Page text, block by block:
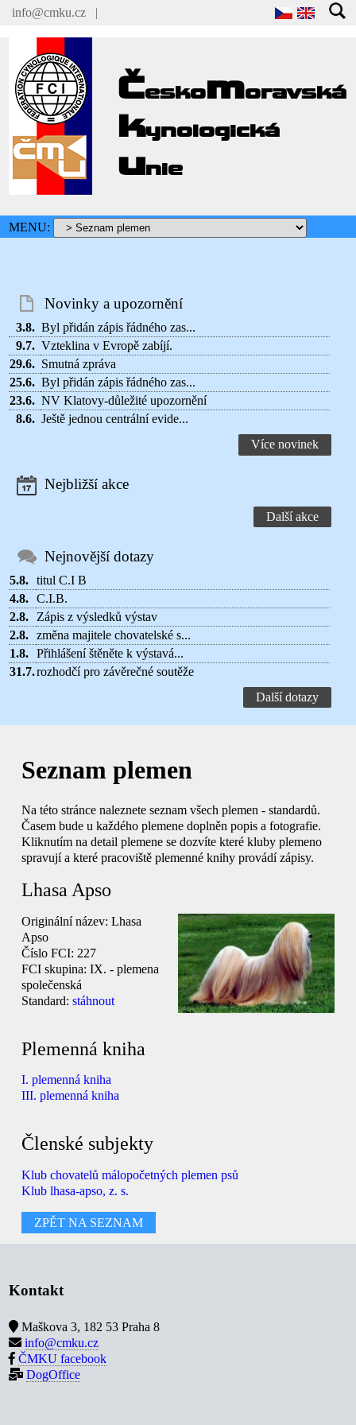
info@cmku.cz |
Českomoravská
kynologická
unie
MENU:
Novinky a upozornění
3.8. Byl přidán zápis řádného zas...
9.7. Vzteklina v Evropě zabíjí.
29.6. Smutná zpráva
25.6. Byl přidán zápis řádného zas...
23.6. NV Klatovy-důležité upozornění
8.6. Ještě jednou centrální evide...
Více novinek
Nejbližší akce
Další akce
Nejnovější dotazy
5.8. titul C.I B
4.8. C.I.B.
2.8.
Zápis z výsledků výstav
2.8. změna majitele chovatelské s...
1.8. Přihlášení štěněte k výstavá...
31.7.rozhodčí pro závěrečné soutěže
Další dotazy
Seznam plemen
Na této stránce naleznete seznam všech plemen - standardů.
Časem bude u každého plemene doplněn popis a fotografie.
Kliknutím na detail plemene se dozvíte které kluby plemeno
spravují a které pracoviště plemenné knihy provádí zápisy.
Lhasa Apso
Originální název: Lhasa
Apso
Číslo FCI: 227
FCI skupina: IX. - plemena
společenská
Standard: stáhnout
Plemenná kniha
I. plemenná kniha
III. plemenná kniha
Členské subjekty
Klub chovatelů málopočetných plemen psů
Klub lhasa-apso, z. s.
ZPĚT NA SEZNAM
Kontakt
Maškova 3, 182 53 Praha 8
info@cmku.cz
ČMKU facebook
DogOffice